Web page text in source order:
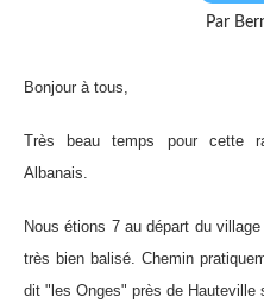
Par
Bonjour à tous,
Très beau temps pour cette
Albanais.
Nous étions 7 au départ du
très bien balisé. Chemin
dit "les Onges" près de Hauteville